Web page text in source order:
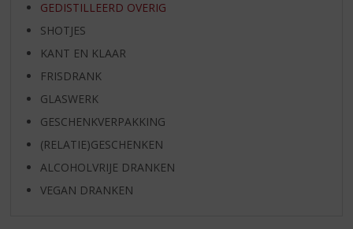
GEDISTILLEERD OVERIG
SHOTJES
KANT EN KLAAR
FRISDRANK
GLASWERK
GESCHENKVERPAKKING
(RELATIE)GESCHENKEN
ALCOHOLVRIJE DRANKEN
VEGAN DRANKEN